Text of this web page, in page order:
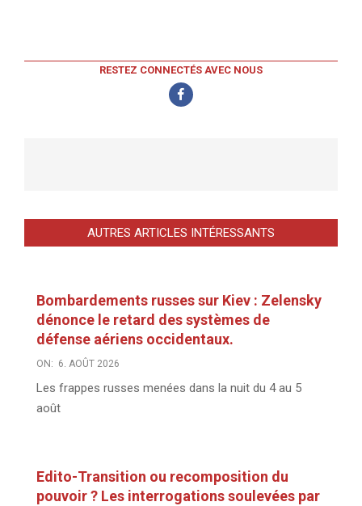
RESTEZ CONNECTÉS AVEC NOUS
AUTRES ARTICLES INTÉRESSANTS
Bombardements russes sur Kiev : Zelensky
dénonce le retard des systèmes de
défense aériens occidentaux.
ON: 6. AOÛT 2026
Les frappes russes menées dans la nuit du 4 au 5
août
Edito-Transition ou recomposition du
pouvoir ? Les interrogations soulevées par